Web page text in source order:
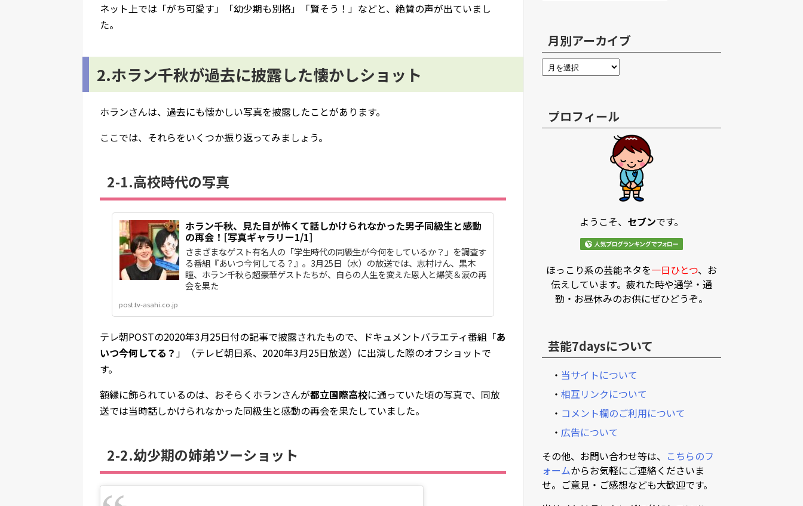
ネット上では「がち可愛す」「幼少期も別格」「賢そう！」などと、絶賛の声が出ていまし
た。
2.ホラン千秋が過去に披露した懐かしショット
ホランさんは、過去にも懐かしい写真を披露したことがあります。
ここでは、それらをいくつか振り返ってみましょう。
2-1.高校時代の写真
ホラン千秋、見た目が怖くて話しかけられなかった男子同級生と感動
の再会！[写真ギャラリー1/1]
さまざまなゲスト有名人の「学生時代の同級生が今何をしているか？」を調査す
る番組『あいつ今何してる？』。3月25日（水）の放送では、志村けん、黒木
瞳、ホラン千秋ら超豪華ゲストたちが、自らの人生を変えた恩人と爆笑＆涙の再
会を果た
post.tv-asahi.co.jp
テレ朝POSTの2020年3月25日付の記事で披露されたもので、ドキュメントバラエティ番組「あ
いつ今何してる？」（テレビ朝日系、2020年3月25日放送）に出演した際のオフショットで
す。
額縁に飾られているのは、おそらくホランさんが都立国際高校に通っていた頃の写真で、同放
送では当時話しかけられなかった同級生と感動の再会を果たしていました。
2-2.幼少期の姉弟ツーショット
月別アーカイブ
プロフィール
ようこそ、 セブンです。
ほっこり系の芸能ネタを一日ひとつ、お
伝えしています。疲れた時や通学・通
勤・お昼休みのお供にぜひどうぞ。
芸能7daysについて
・ 当サイトについて
・ 相互リンクについて
・ コメント欄のご利用について
・ 広告について
その他、お問い合わせ等は、 こちらのフ
ォームからお気軽にご連絡くださいま
せ。ご意見・ご感想なども大歓迎です。